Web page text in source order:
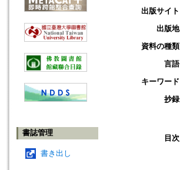
書誌管理
書き出し
出版サイト
出版地
資料の種類
言語
キーワード
抄録
目次